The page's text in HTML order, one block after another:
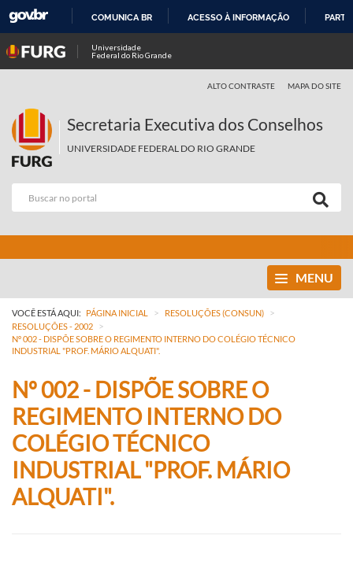
COMUNICA BR ACESSO À INFORMAÇÃO
Universidade
Federal do Rio Grande
ALTO CONTRASTE MAPA DO SITE
Secretaria Executiva dos Conselhos
UNIVERSIDADE FEDERAL DO RIO GRANDE
MENU
VOCÊ ESTÁ AQUI: PÁGINA INICIAL > RESOLUÇÕES (CONSUN) >
RESOLUÇÕES - 2002 >
Nº 002 - DISPÕE SOBRE O REGIMENTO INTERNO DO COLÉGIO TÉCNICO
INDUSTRIAL "PROF. MÁRIO ALQUATI".
Nº 002 - DISPÕE SOBRE O
REGIMENTO INTERNO DO
COLÉGIO TÉCNICO
INDUSTRIAL "PROF. MÁRIO
ALQUATI".